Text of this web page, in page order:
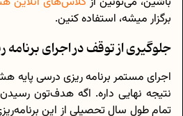
برگزار میشه، استفاده کنین.
جلوگیری از توقف در اجرای
اجرای مستمر برنامه ریزی درسی پایه
نتیجه نهایی داره. اگه هدف‌تون
تمام طول سال تحصیلی از این